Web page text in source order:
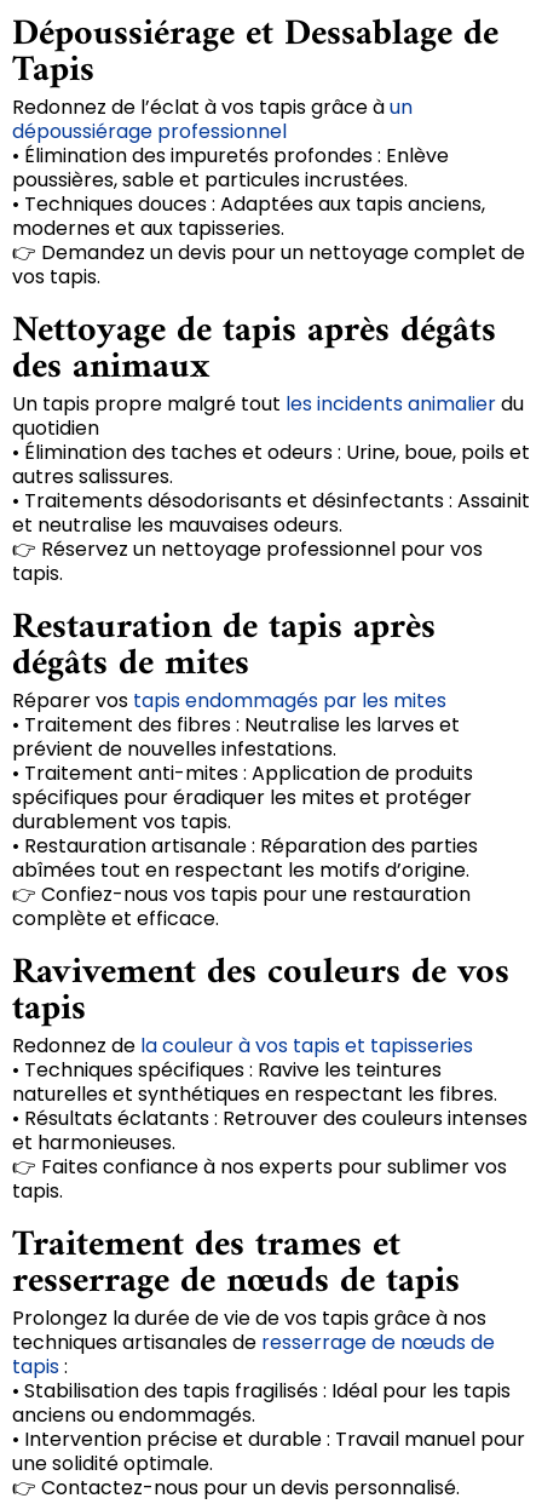
Dépoussiérage et Dessablage de
Tapis
Redonnez de l’éclat à vos tapis grâce àun
dépoussiérage professionnel
• Élimination des impuretés profondes : Enlève
poussières, sable et particules incrustées.
• Techniques douces : Adaptées aux tapis anciens,
modernes et aux tapisseries.
👉 Demandez un devis pour un nettoyage complet de
vos tapis.
Nettoyage de tapis après dégâts
des animaux
Un tapis propre malgré tout les incidents animalierdu
quotidien
• Élimination des taches et odeurs : Urine, boue, poils et
autres salissures.
• Traitements désodorisants et désinfectants : Assainit
et neutralise les mauvaises odeurs.
👉 Réservez un nettoyage professionnel pour vos
tapis.
Restauration de tapis après
dégâts de mites
Réparer vos tapis endommagés par les mites
• Traitement des fibres : Neutralise les larves et
prévient de nouvelles infestations.
• Traitement anti-mites : Application de produits
spécifiques pour éradiquer les mites et protéger
durablement vos tapis.
• Restauration artisanale : Réparation des parties
abîmées tout en respectant les motifs d’origine.
👉 Confiez-nous vos tapis pour une restauration
complète et efficace.
Ravivement des couleurs de vos
tapis
Redonnez de la couleur à vos tapis et tapisseries
• Techniques spécifiques : Ravive les teintures
naturelles et synthétiques en respectant les fibres.
• Résultats éclatants : Retrouver des couleurs intenses
et harmonieuses.
👉 Faites confiance à nos experts pour sublimer vos
tapis.
Traitement des trames et
resserrage de nœuds de tapis
Prolongez la durée de vie de vos tapis grâce à nos
techniques artisanales de resserrage de nœuds de
tapis:
• Stabilisation des tapis fragilisés : Idéal pour les tapis
anciens ou endommagés.
• Intervention précise et durable : Travail manuel pour
une solidité optimale.
👉 Contactez-nous pour un devis personnalisé.